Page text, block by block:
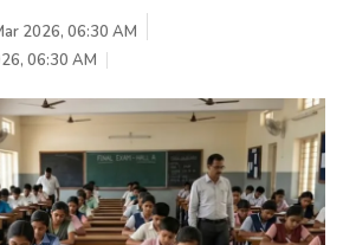
2026, 06:30 AM
06:30 AM